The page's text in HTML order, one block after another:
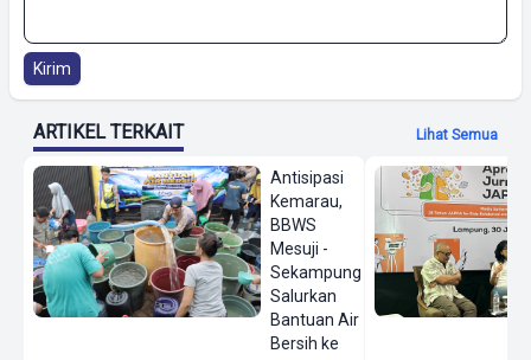
Kirim
ARTIKEL TERKAIT Lihat Semua
Antisipasi
Kemarau,
BBWS
Mesuji -
Sekampung
Salurkan
Bantuan Air
Bersih ke